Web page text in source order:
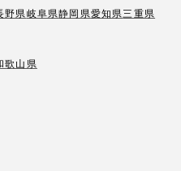
野県岐阜県静岡県愛知県三重県
歌山県